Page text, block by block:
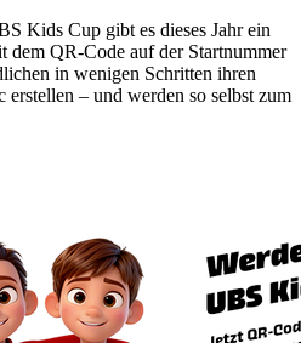
Kids Cup gibt es dieses Jahr ein
dem QR-​Code auf der Startnummer
in wenigen Schritten ihren
erstellen – und werden so selbst zum